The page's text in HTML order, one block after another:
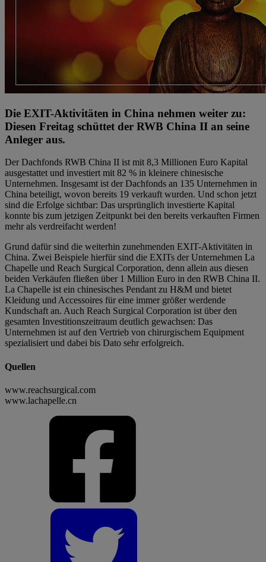
Die EXIT-Aktivitäten in China nehmen weiter zu:
Diesen Freitag schüttet der RWB China II an seine
Anleger aus.
Der Dachfonds RWB China II ist mit 8,3 Millionen Euro Kapital
ausgestattet und investiert mit 82 % in kleinere chinesische
Unternehmen. Insgesamt ist der Dachfonds an 135 Unternehmen in
China beteiligt, wovon bereits 19 verkauft wurden. Und schon jetzt
sind die Erfolge sichtbar: Das ursprünglich investierte Kapital
konnte bis zum jetzigen Zeitpunkt bei den bereits verkauften Firmen
mehr als verdreifacht werden!
Grund dafür sind die weiterhin zunehmenden EXIT-Aktivitäten in
China. Zwei Beispiele hierfür sind die EXITs der Unternehmen La
Chapelle und Reach Surgical Corporation, denn allein aus diesen
beiden Verkäufen fließen über 1 Million Euro in den RWB China II.
La Chapelle ist ein chinesisches Pendant zu H&M und bietet
Kleidung und Accessoires für eine immer größer werdende
Kundschaft an. Auch Reach Surgical Corporation ist über den
gesamten Investitionszeitraum deutlich gewachsen: Das
Unternehmen ist auf den Vertrieb von chirurgischem Equipment
spezialisiert und dabei bis Dato sehr erfolgreich.
Quellen
www.reachsurgical.com
www.lachapelle.cn